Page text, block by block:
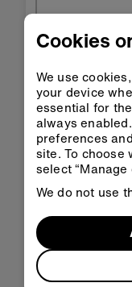
Cookies
We use
your device
essential for
always
preferences
site. To choose
select “Manage
We do not use